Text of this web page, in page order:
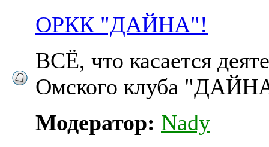
ОРКК "ДАЙНА"!
ВСЁ, что касается
Омского клуба
Модератор: Nady